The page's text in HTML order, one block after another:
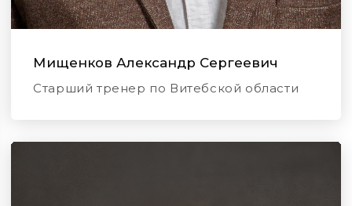
Мищенков Александр Сергеевич
Старший тренер по Витебской области